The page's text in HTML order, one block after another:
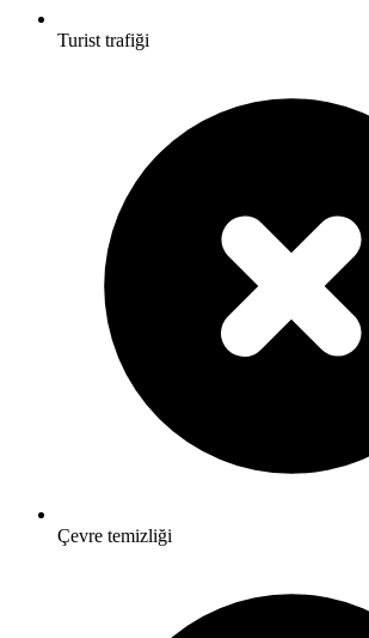
Turist trafiği
Çevre temizliği